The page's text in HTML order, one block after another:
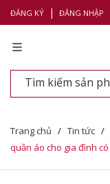
ĐĂNG KÝ | ĐĂNG NHẬP
Trang chủ / Tin tức /
quần áo cho gia đình